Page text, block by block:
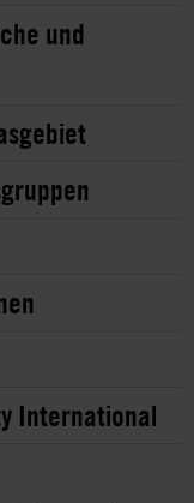
und
International